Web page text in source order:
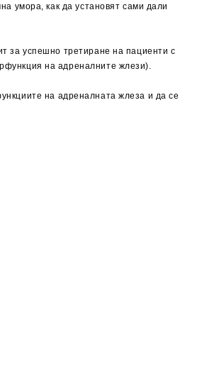
умора, как да установят сами дали
за успешно третиране на пациенти с
на адреналните жлези).
на адреналната жлеза и да се